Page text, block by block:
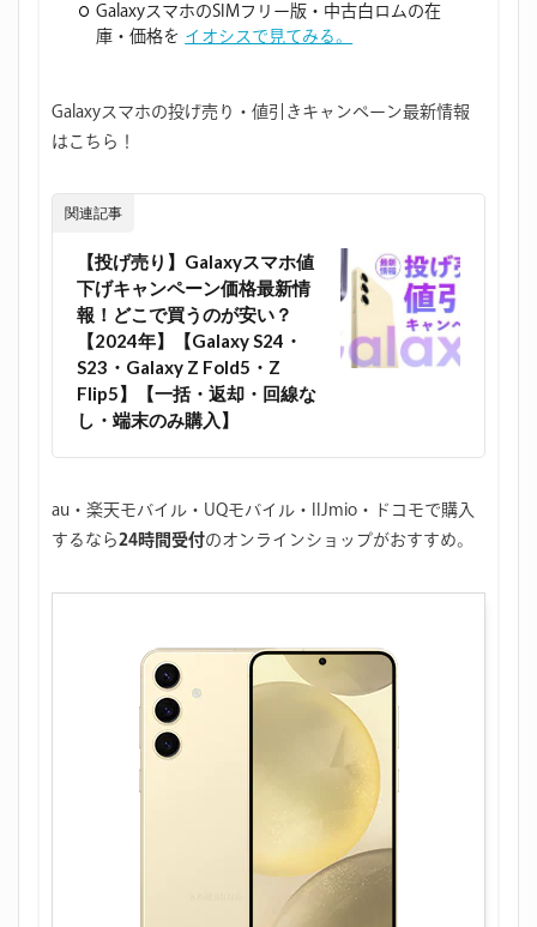
GalaxyスマホのSIMフリー版・中古白ロムの在
庫・価格を イオシスで見てみる。
Galaxyスマホの投げ売り・値引きキャンペーン最新情報
はこちら！
関連記事
【投げ売り】Galaxyスマホ値
下げキャンペーン価格最新情
報！どこで買うのが安い？
【2024年】【Galaxy S24・
S23・Galaxy Z Fold5・Z
Flip5】【一括・返却・回線な
し・端末のみ購入】
au・楽天モバイル・UQモバイル・IIJmio・ドコモで購入
するなら24時間受付のオンラインショップがおすすめ。